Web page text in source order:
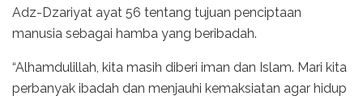
Adz-Dzariyat ayat 56 tentang tujuan penciptaan
manusia sebagai hamba yang beribadah.
“Alhamdulillah, kita masih diberi iman dan Islam. Mari kita
perbanyak ibadah dan menjauhi kemaksiatan agar hidup